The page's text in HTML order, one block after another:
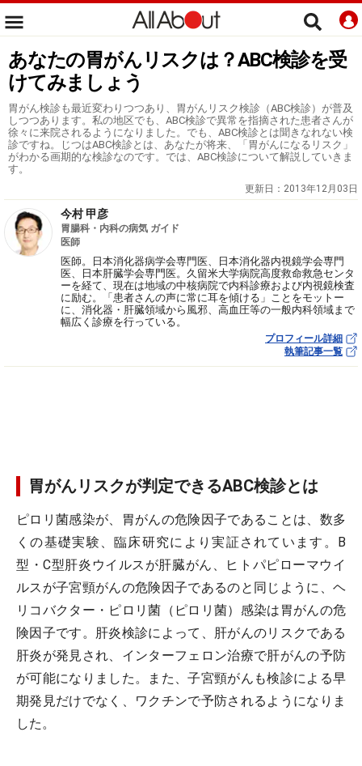
あなたの胃がんリスクは？ABC検診を受
けてみましょう
胃がん検診も最近変わりつつあり、胃がんリスク検診（ABC検診）が普及
しつつあります。私の地区でも、ABC検診で異常を指摘された患者さんが
徐々に来院されるようになりました。でも、ABC検診とは聞きなれない検
診ですね。じつはABC検診とは、あなたが将来、「胃がんになるリスク」
がわかる画期的な検診なのです。では、ABC検診について解説していきま
す。
更新日： 2013年12月03日
今村 甲彦
胃腸科・内科の病気 ガイド
医師
医師。日本消化器病学会専門医、日本消化器内視鏡学会専門
医、日本肝臓学会専門医。久留米大学病院高度救命救急センタ
ーを経て、現在は地域の中核病院で内科診療および内視鏡検査
に励む。「患者さんの声に常に耳を傾ける」ことをモットー
に、消化器・肝臓領域から風邪、高血圧等の一般内科領域まで
幅広く診療を行っている。
プロフィール詳細
執筆記事一覧
胃がんリスクが判定できるABC検診とは
ピロリ菌感染が、胃がんの危険因子であることは、数多
くの基礎実験、臨床研究により実証されています。B
型・C型肝炎ウイルスが肝臓がん、ヒトパピローマウイ
ルスが子宮頸がんの危険因子であるのと同じように、ヘ
リコバクター・ピロリ菌（ピロリ菌）感染は胃がんの危
険因子です。肝炎検診によって、肝がんのリスクである
肝炎が発見され、インターフェロン治療で肝がんの予防
が可能になりました。また、子宮頸がんも検診による早
期発見だけでなく、ワクチンで予防されるようになりま
した。